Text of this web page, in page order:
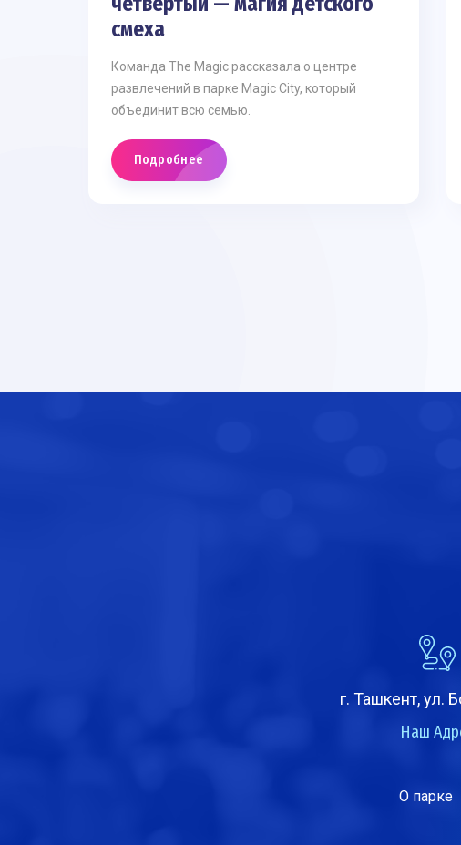
смеха
Команда The Magic рассказала о центре
развлечений в парке Magic City, который
объединит всю семью.
Подробнее
г. Ташкент, ул.
Наш
О парке